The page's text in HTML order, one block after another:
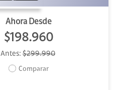
Ahora Desde
$198.960
Antes: $299.990
Comparar